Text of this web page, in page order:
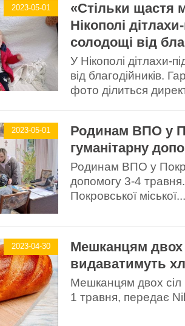
2023-05-01
«Стільки щастя
Нікополі
солодощі від
У Нікополі дітлахи-
від благодійників.
фото ділиться
2023-05-01
Родинам ВПО у
гуманітарну
Родинам ВПО у
допомогу 3-4
Покровської міської...
2023-04-30
Мешканцям двох
видаватимуть
Мешканцям двох сіл
1 травня, передає